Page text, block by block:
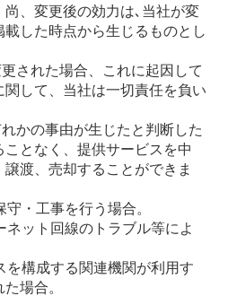
、変更後の効力は､当社が変
した時点から生じるものとし
された場合、これに起因して
して、当社は一切責任を負い
かの事由が生じたと判断した
となく、提供サービスを中
渡、売却することができま
・工事を行う場合。
ネット回線のトラブル等によ
を構成する関連機関が利用す
場合。